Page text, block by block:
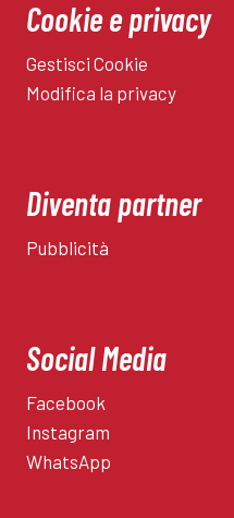
Cookie e privacy
Gestisci Cookie
Modifica la privacy
Diventa partner
Pubblicità
Social Media
Facebook
Instagram
WhatsApp